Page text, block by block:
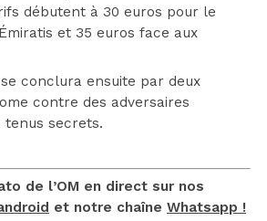
débutent à 30 euros pour le
et 35 euros face aux
conclura ensuite par deux
contre des adversaires
tenus secrets.
de l’OM en direct sur nos
et notre chaîne Whatsapp !